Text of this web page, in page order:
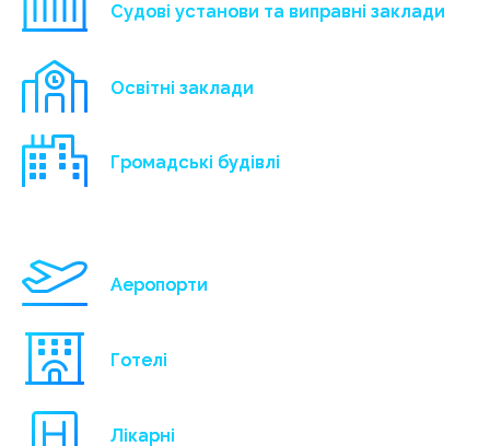
Судові установи та виправні заклади
Освітні заклади
Громадські будівлі
Аеропорти
Готелі
Лікарні